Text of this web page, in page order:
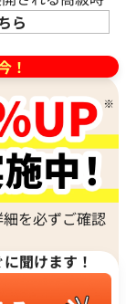
トを
徹底
解説
ルラ
ンキ
ング
7
選！
歴史
や特
徴な
ども
解説
ザイン性で注目
レックスの廉価
ンドとしての地
ら
！
を必ずご確認
聞けます！